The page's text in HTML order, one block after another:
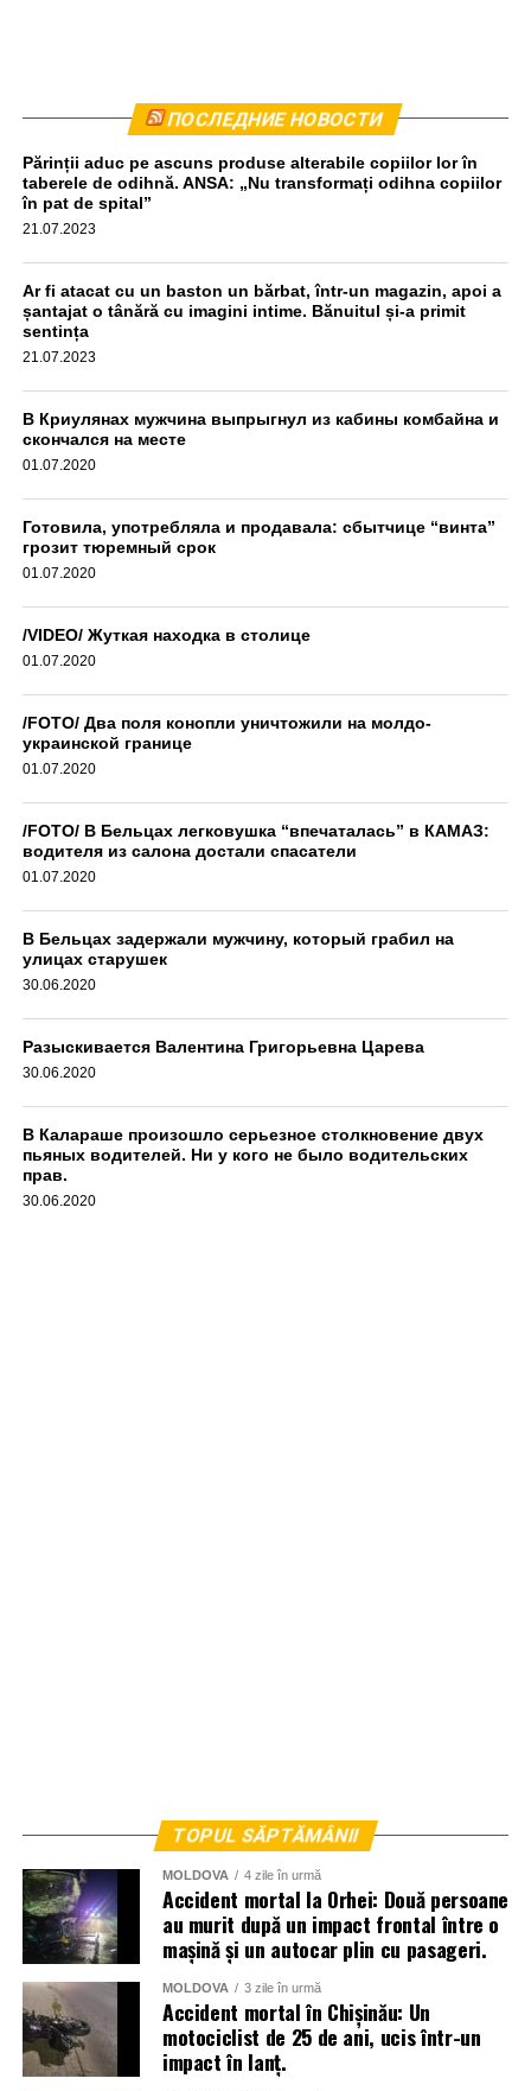
Комбайн был остановлен приблизительно в 440
метрах от места происшествия. Водитель прошел тест
на алкоголь, результат оказался отрицательным,
передаёт unimedia.info. Все обстоятельства инцидента
выясняются.
ПОСЛЕДНИЕ НОВОСТИ
Părinții aduc pe ascuns produse alterabile copiilor lor în
taberele de odihnă. ANSA: „Nu transformați odihna copiilor
în pat de spital”
21.07.2023
Ar fi atacat cu un baston un bărbat, într-un magazin, apoi a
șantajat o tânără cu imagini intime. Bănuitul și-a primit
sentința
21.07.2023
В Криулянах мужчина выпрыгнул из кабины комбайна и
скончался на месте
01.07.2020
Готовила, употребляла и продавала: сбытчице “винта”
грозит тюремный срок
01.07.2020
/VIDEO/ Жуткая находка в столице
01.07.2020
/FOTO/ Два поля конопли уничтожили на молдо-
украинской границе
01.07.2020
/FOTO/ В Бельцах легковушка “впечаталась” в КАМАЗ:
водителя из салона достали спасатели
01.07.2020
В Бельцах задержали мужчину, который грабил на
улицах старушек
30.06.2020
Разыскивается Валентина Григорьевна Царева
30.06.2020
В Калараше произошло серьезное столкновение двух
пьяных водителей. Ни у кого не было водительских
прав.
30.06.2020
TOPUL SĂPTĂMÂNII
MOLDOVA 4 zile în urmă
Accident mortal la Orhei: Două persoane
au murit după un impact frontal între o
mașină și un autocar plin cu pasageri.
MOLDOVA 3 zile în urmă
Accident mortal în Chișinău: Un
motociclist de 25 de ani, ucis într-un
impact în lanț.